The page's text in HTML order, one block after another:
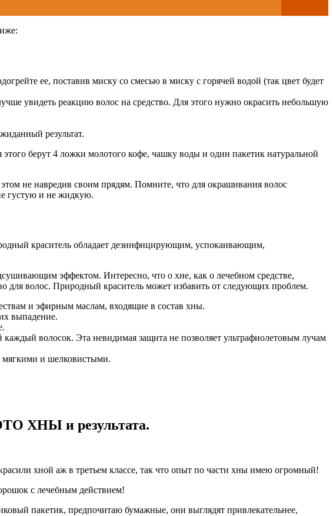
ее, поставив миску со смесью в миску с горячей водой (так цвет будет
увидеть реакцию волос на средство. Для этого нужно окрасить небольшую
результат.
берут 4 ложки молотого кофе, чашку воды и один пакетик натуральной
не навредив своим прядям. Помните, что для окрашивания волос
густую и не жидкую.
краситель обладает дезинфицирующим, успокаивающим,
эффектом. Интересно, что о хне, как о лечебном средстве,
волос. Природный краситель может избавить от следующих проблем.
и эфирным маслам, входящие в состав хны.
выпадение.
волосок. Эта невидимая защита не позволяет ультрафиолетовым лучам
мягкими и шелковистыми.
ХНЫ и результата.
хной аж в третьем классе, так что опыт по части хны имею огромный!
с лечебным действием!
пакетик, предпочитаю бумажные, они выглядят привлекательнее,